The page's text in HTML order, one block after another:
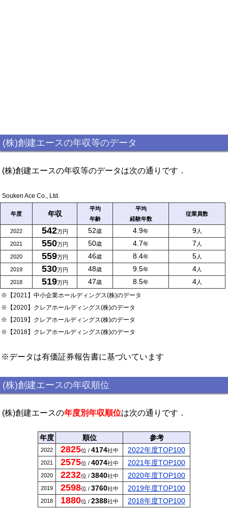
(株)創建エースの年収等のデータ
(株)創建エースの年収等のデータは次の通りです．
Souken Ace Co., Ltd.
年度 年収
平均
年齢
平均
経験年数
従業員数
2022 542万円 52歳 4.9年 9人
2021 550万円 50歳 4.7年 7 人
2020 559万円 46歳 8.4年 5人
2019 530万円 48歳 9.5年 4人
2018 519万円 47歳 8.5年 4人
※【2021】中小企業ホールディングス(株)のデータ
※【2020】クレアホールディングス(株)のデータ
※【2019】クレアホールディングス(株)のデータ
※【2018】クレアホールディングス(株)のデータ
※データは有価証券報告書に基づいています
(株)創建エースの年収順位
(株)創建エースの年度別年収順位は次の通りです．
年度 順位 参考
2022 2825位 / 4174社中 2022年度TOP100
2021 2575位 / 4074社中 2021年度TOP100
2020 2232位 / 3840社中 2020年度TOP100
2019 2598位 / 3760社中 2019年度TOP100
2018 1880位 / 2388社中 2018年度TOP100